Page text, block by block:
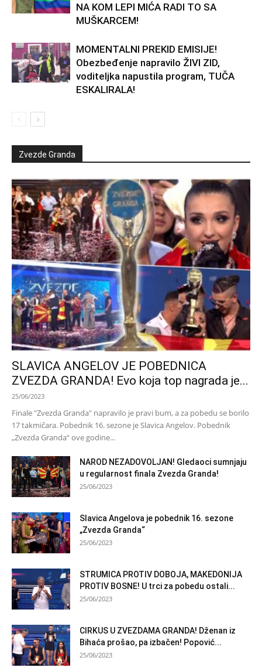
NA KOM LEPI MIĆA RADI TO SA
MUŠKARCEM!
MOMENTALNI PREKID EMISIJE!
Obezbeđenje napravilo ŽIVI ZID,
voditeljka napustila program, TUČA
ESKALIRALA!
Zvezde Granda
SLAVICA ANGELOV JE POBEDNICA
ZVEZDA GRANDA! Evo koja top nagrada je...
25/06/2023
Finale "Zvezda Granda" napravilo je pravi bum, a za pobedu se borilo
17 takmičara. Pobednik 16. sezone je Slavica Angelov. Pobednik
„Zvezda Granda“ ove godine...
NAROD NEZADOVOLJAN! Gledaoci sumnjaju
u regularnost finala Zvezda Granda!
25/06/2023
Slavica Angelova je pobednik 16. sezone
„Zvezda Granda“
25/06/2023
STRUMICA PROTIV DOBOJA, MAKEDONIJA
PROTIV BOSNE! U trci za pobedu ostali...
25/06/2023
CIRKUS U ZVEZDAMA GRANDA! Dženan iz
Bihaća prošao, pa izbačen! Popović...
25/06/2023